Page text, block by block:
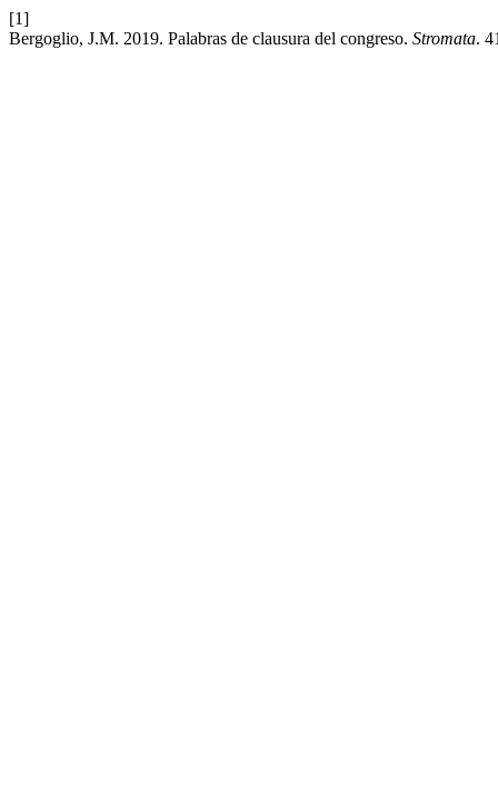
[1]
Bergoglio, J.M. 2019. Palabras de clausura del congreso. Stromata.